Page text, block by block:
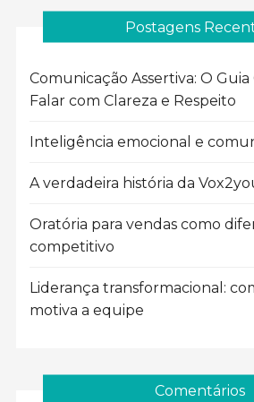
Postagens
Comunicação Assertiva: O
Falar com Clareza e Respeito
Inteligência emocional e
A verdadeira história da
Oratória para vendas como
competitivo
Liderança transformacional:
motiva a equipe
Comentários